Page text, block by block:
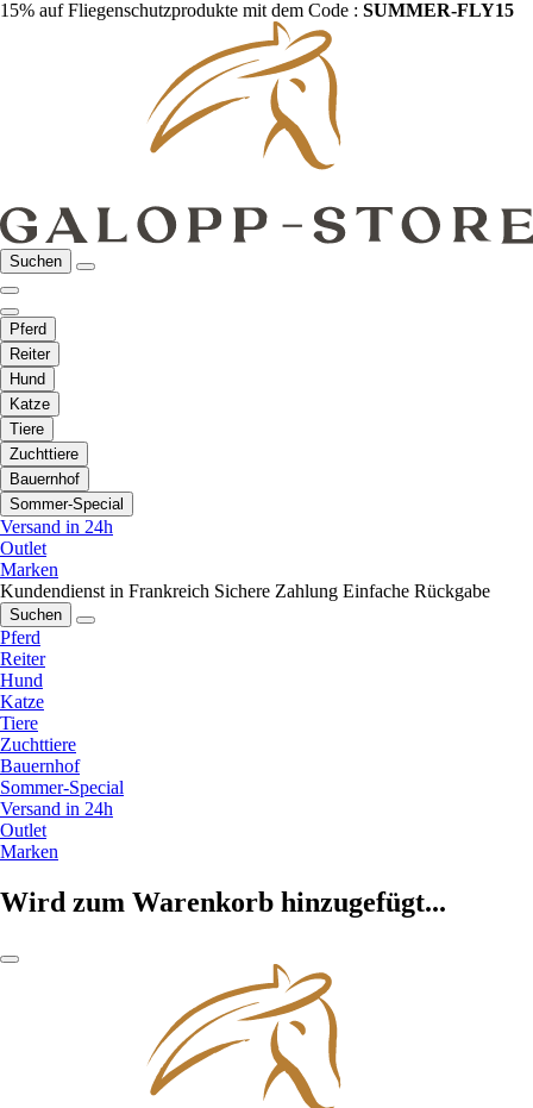
15% auf Fliegenschutzprodukte mit dem Code : SUMMER-FLY15
Suchen
Pferd
Reiter
Hund
Katze
Tiere
Zuchttiere
Bauernhof
Sommer-Special
Versand in 24h
Outlet
Marken
Kundendienst in Frankreich Sichere Zahlung Einfache Rückgabe
Suchen
Pferd
Reiter
Hund
Katze
Tiere
Zuchttiere
Bauernhof
Sommer-Special
Versand in 24h
Outlet
Marken
Wird zum Warenkorb hinzugefügt...